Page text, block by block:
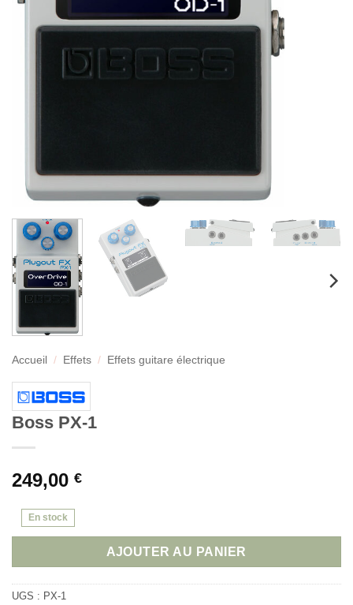
Accueil / Effets / Effets guitare électrique
Boss PX-1
249,00 €
En stock
AJOUTER AU PANIER
UGS : PX-1